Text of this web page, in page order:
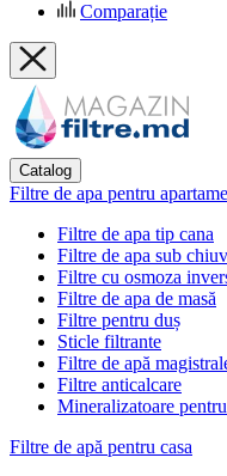
Comparație
Catalog
Filtre de apa pentru
Filtre de apa tip cana
Filtre de apa sub
Filtre cu osmoza
Filtre de apa de masă
Filtre pentru duș
Sticle filtrante
Filtre de apă
Filtre anticalcare
Mineralizatoare
Filtre de apă pentru casa